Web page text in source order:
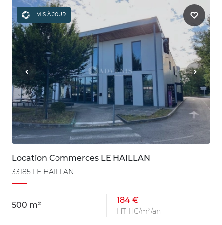
MIS À JOUR
Location Commerces LE HAILLAN
33185 LE HAILLAN
500 m²
184 €
HT HC/m²/an